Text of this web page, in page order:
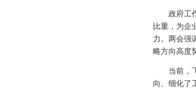
政府工
比重，为企
力。两会强
略方向高度
当前，
向、细化了